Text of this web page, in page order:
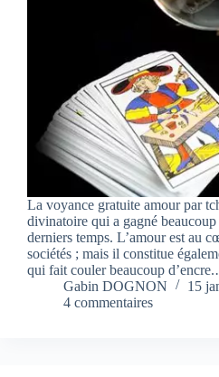
La voyance gratuite amour par
divinatoire qui a gagné beaucoup
derniers temps. L’amour est au
sociétés ; mais il constitue
qui fait couler beaucoup
Gabin DOGNON
15
4 commentaires